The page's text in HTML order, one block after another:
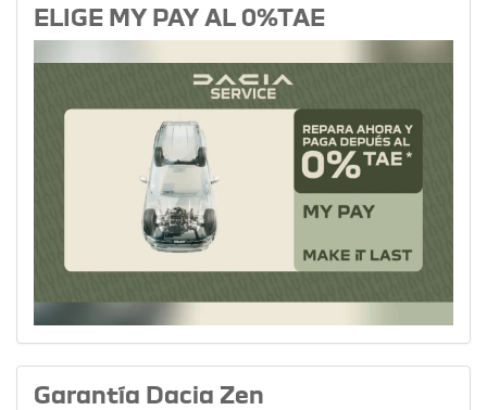
ELIGE MY PAY AL 0%TAE
Garantía Dacia Zen